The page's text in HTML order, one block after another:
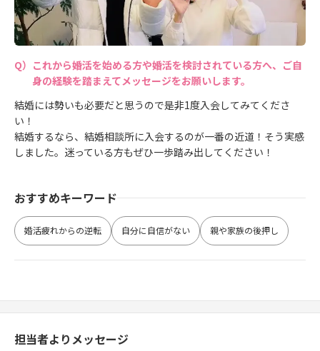
これから婚活を始める方や婚活を検討されている方へ、ご自
身の経験を踏まえてメッセージをお願いします。
結婚には勢いも必要だと思うので是非1度入会してみてくださ
い！
結婚するなら、結婚相談所に入会するのが一番の近道！そう実感
しました。迷っている方もぜひ一歩踏み出してください！
おすすめキーワード
婚活疲れからの逆転 自分に自信がない 親や家族の後押し
担当者よりメッセージ